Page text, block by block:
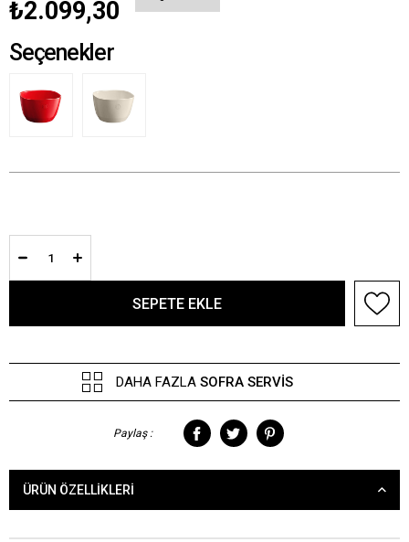
₺2.099,30
Seçenekler
DAHA FAZLA SOFRA SERVIS
Paylaş :
ÜRÜN ÖZELLIKLERI